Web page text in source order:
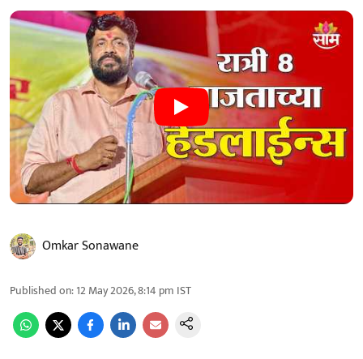
Omkar Sonawane
Published on:12 May 2026, 8:14 pm IST